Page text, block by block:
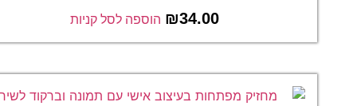
₪34.00 הוספה לסל קניות